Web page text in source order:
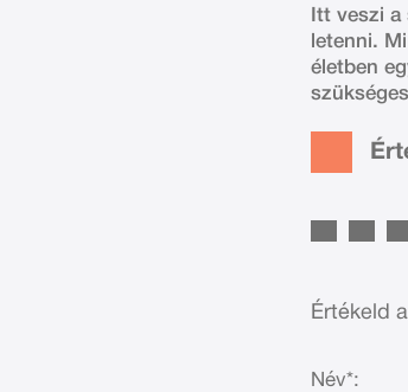
Itt veszi
letenni.
életben
Értékeld
Név*: